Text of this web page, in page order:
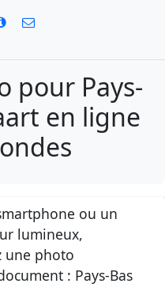
pour Pays-
en ligne
ou un
lumineux,
une photo
: Pays-Bas